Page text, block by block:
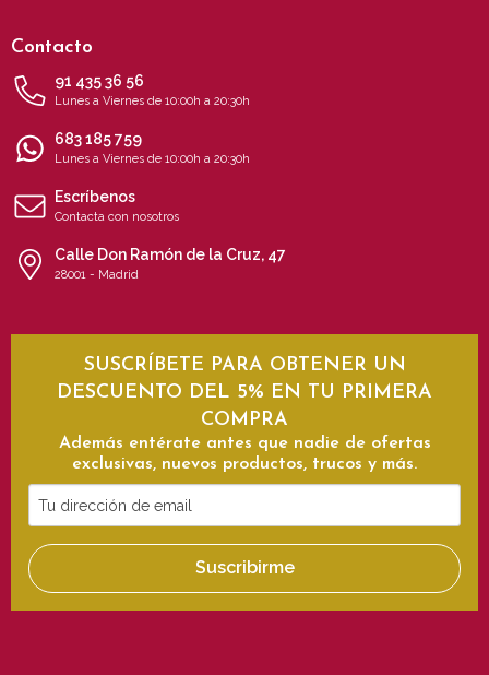
Contacto
91 435 36 56
Lunes a Viernes de 10:00h a 20:30h
683 185 759
Lunes a Viernes de 10:00h a 20:30h
Escríbenos
Contacta con nosotros
Calle Don Ramón de la Cruz, 47
28001 - Madrid
SUSCRÍBETE PARA OBTENER UN
DESCUENTO DEL 5% EN TU PRIMERA
COMPRA
Además entérate antes que nadie de ofertas
exclusivas, nuevos productos, trucos y más.
Tu
dirección
de
email
Suscribirme